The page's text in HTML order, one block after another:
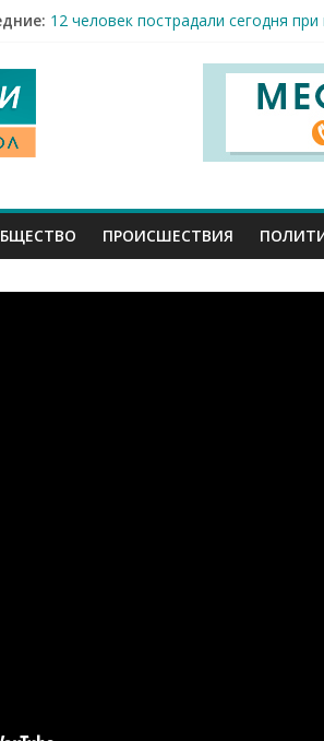
12 человек пострадали сегодня
Строители принимают
Праздник спорта и достижений: в
Бесплатная арт-мастерская
ПРОИСШЕСТВИЯ